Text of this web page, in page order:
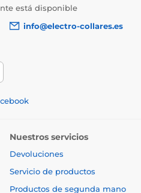
tienen únicamente
las categorías
está disponible
info@electro-collares.es
Nuestros servicios
Devoluciones
Servicio de productos
Productos de segunda mano